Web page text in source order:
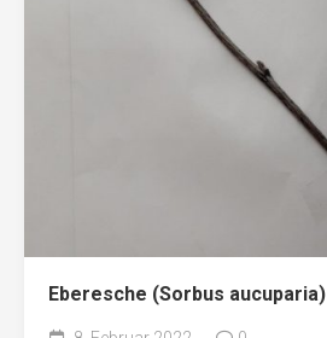
Eberesche (Sorbus aucuparia)